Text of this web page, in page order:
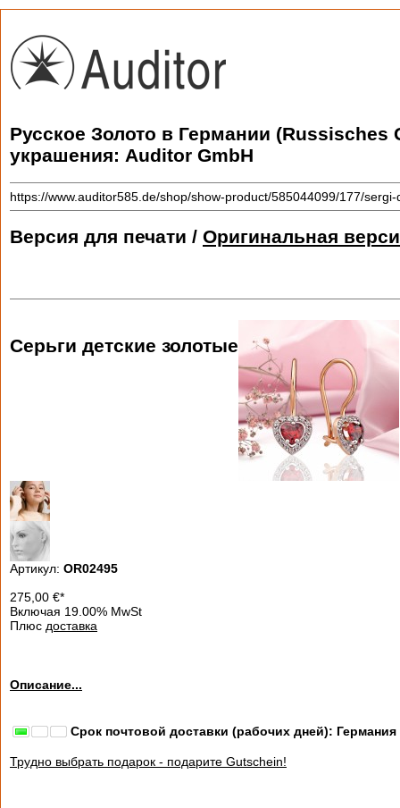
Русское Золото в Германии
украшения: Auditor GmbH
https://www.auditor585.de/shop/show-product/585044099/177/
Версия для печати / Оригинальная
Серьги детские золотые
Артикул: OR02495
275,00 €*
Включая 19.00% MwSt
Плюс доставка
Описание...
Срок почтовой доставки (рабочих дней): Германия
Трудно выбрать подарок - подарите Gutschein!